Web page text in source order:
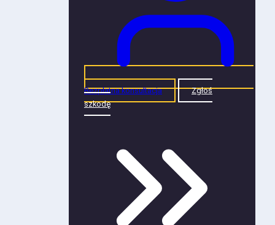
Bezpłatna konsultacja
Zgłoś
szkodę